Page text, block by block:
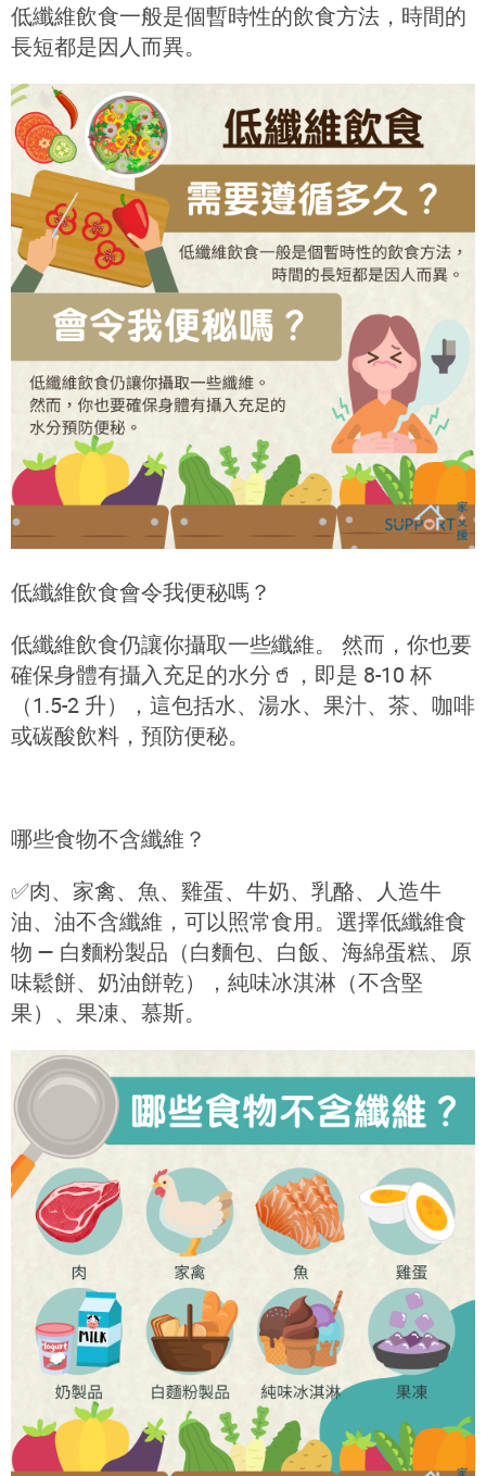
低纖維飲食一般是個暫時性的飲食方法，時間的
長短都是因人而異。
低纖維飲食會令我便秘嗎？
低纖維飲食仍讓你攝取一些纖維。 然而，你也要
確保身體有攝入充足的水分 🥤 ，即是 8-10 杯
（1.5-2 升），這包括水、湯水、果汁、茶、咖啡
或碳酸飲料，預防便秘。
哪些食物不含纖維？
✅肉、家禽、魚、雞蛋、牛奶、乳酪、人造牛
油、油不含纖維，可以照常食用。選擇低纖維食
物 — 白麵粉製品（白麵包、白飯、海綿蛋糕、原
味鬆餅、奶油餅乾），純味冰淇淋（不含堅
果）、果凍、慕斯。